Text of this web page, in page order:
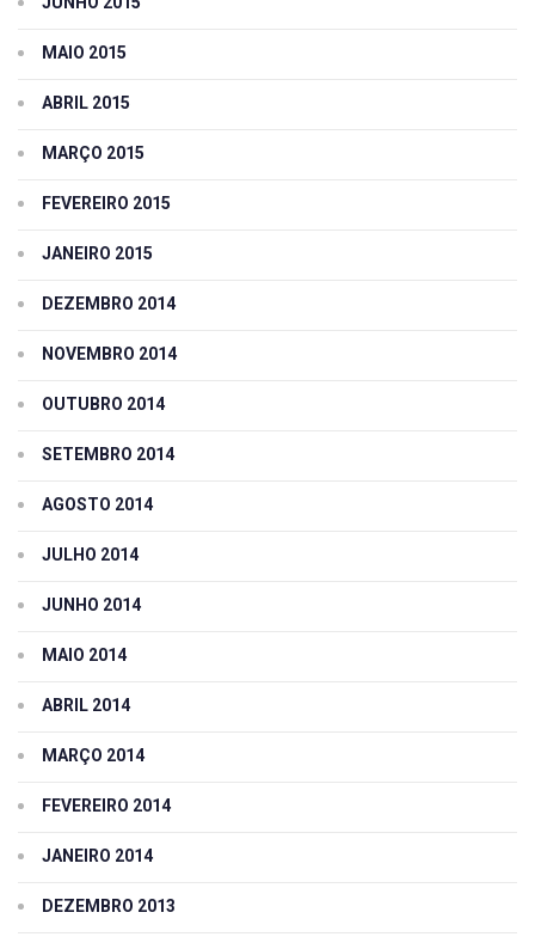
MAIO 2015
ABRIL 2015
MARÇO 2015
FEVEREIRO 2015
JANEIRO 2015
DEZEMBRO 2014
NOVEMBRO 2014
OUTUBRO 2014
SETEMBRO 2014
AGOSTO 2014
JULHO 2014
JUNHO 2014
MAIO 2014
ABRIL 2014
MARÇO 2014
FEVEREIRO 2014
JANEIRO 2014
DEZEMBRO 2013